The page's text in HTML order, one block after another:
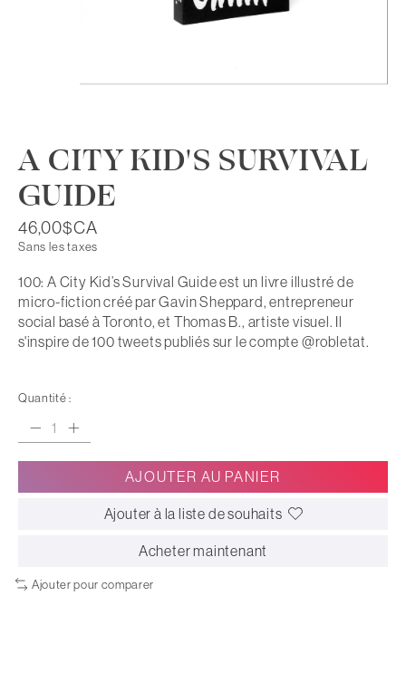
A CITY KID'S SURVIVAL
GUIDE
46,00$CA
Sans les taxes
100: A City Kid’s Survival Guide est un livre illustré de
micro-fiction créé par Gavin Sheppard, entrepreneur
social basé à Toronto, et Thomas B., artiste visuel. Il
s'inspire de 100 tweets publiés sur le compte @robletat.
Quantité :
AJOUTER AU PANIER
Ajouter à la liste de souhaits
Acheter maintenant
Ajouter pour comparer